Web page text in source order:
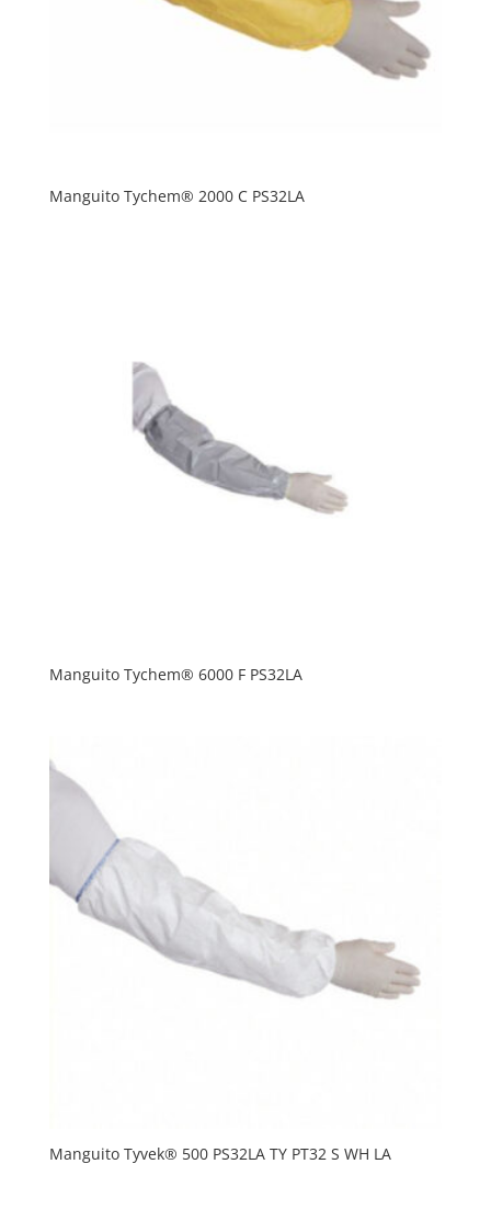
Manguito Tychem® 2000 C PS32LA
Manguito Tychem® 6000 F PS32LA
Manguito Tyvek® 500 PS32LA TY PT32 S WH LA